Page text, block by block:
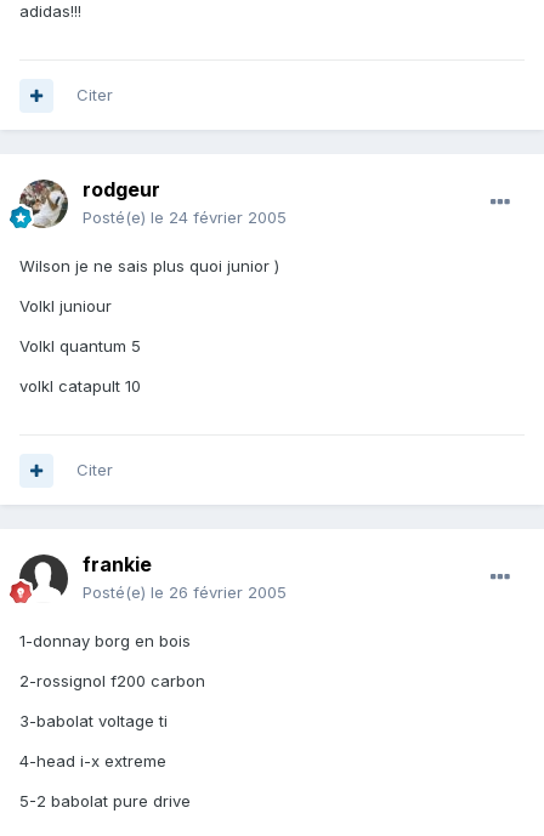
adidas!!!
Citer
rodgeur
Posté(e) le 24 février 2005
Wilson je ne sais plus quoi junior )
Volkl juniour
Volkl quantum 5
volkl catapult 10
Citer
frankie
Posté(e) le 26 février 2005
1-donnay borg en bois
2-rossignol f200 carbon
3-babolat voltage ti
4-head i-x extreme
5-2 babolat pure drive